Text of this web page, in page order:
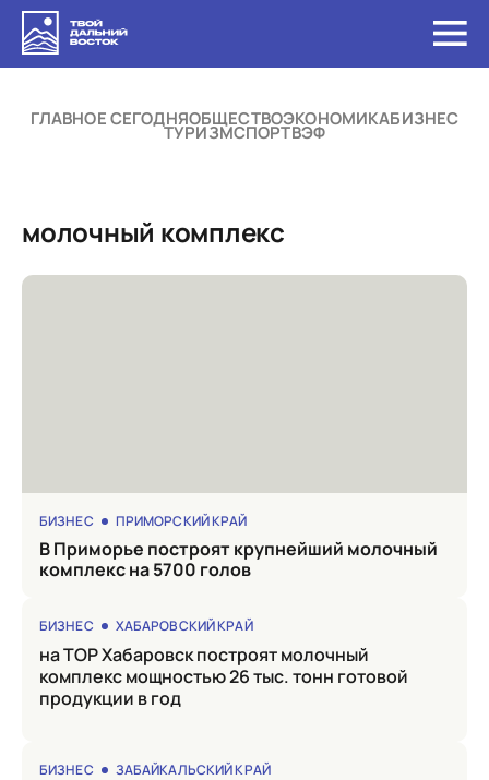
ГЛАВНОЕ СЕГОДНЯОБЩЕСТВОЭКОНОМИКАБИЗНЕС
ТУРИЗМСПОРТВЭФ
молочный комплекс
БИЗНЕС ПРИМОРСКИЙ КРАЙ
в Приморье построят крупнейший молочный
комплекс на 5700 голов
БИЗНЕС ХАБАРОВСКИЙ КРАЙ
на ТОР Хабаровск построят молочный
комплекс мощностью 26 тыс. тонн готовой
продукции в год
БИЗНЕС ЗАБАЙКАЛЬСКИЙ КРАЙ